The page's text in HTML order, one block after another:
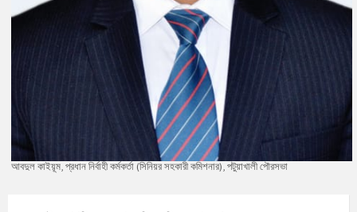
আবদুল কাইয়ূম, প্রধান নির্বাহী কর্মকর্তা (সিনিয়র সহকারী কমিশনার), পটুয়াখালী পৌরসভা